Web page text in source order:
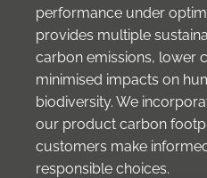
performance under
provides multiple
carbon emissions, lower
minimised impacts on
biodiversity. We
our product carbon
customers make
responsible choices.